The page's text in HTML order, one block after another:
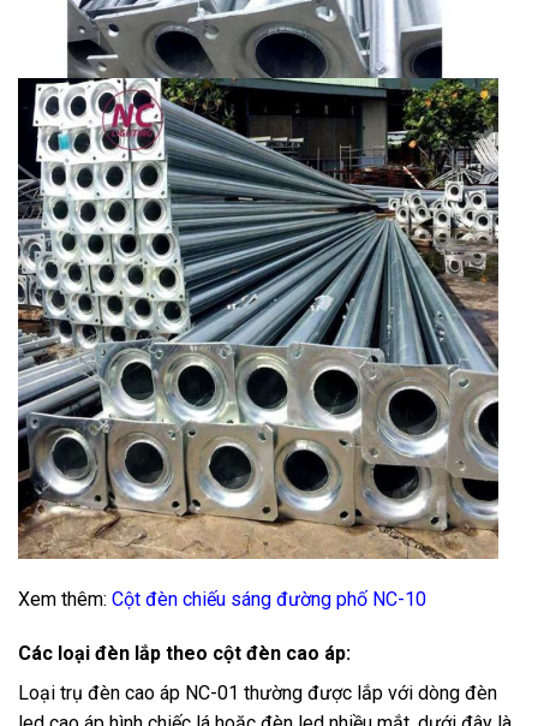
Xem thêm: Cột đèn chiếu sáng đường phố NC-10
Các loại đèn lắp theo cột đèn cao áp:
Loại trụ đèn cao áp NC-01 thường được lắp với dòng đèn